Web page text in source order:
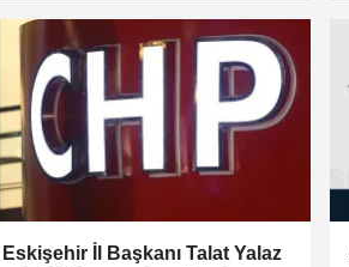
İl Başkanı Talat Yalaz